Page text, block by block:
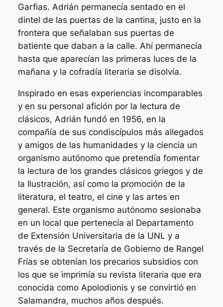
Garfias. Adrián permanecía sentado en el
dintel de las puertas de la cantina, justo en la
frontera que señalaban sus puertas de
batiente que daban a la calle. Ahí permanecía
hasta que aparecían las primeras luces de la
mañana y la cofradía literaria se disolvía.
Inspirado en esas experiencias incomparables
y en su personal afición por la lectura de
clásicos, Adrián fundó en 1956, en la
compañía de sus condiscípulos más allegados
y amigos de las humanidades y la ciencia un
organismo autónomo que pretendía fomentar
la lectura de los grandes clásicos griegos y de
la Ilustración, así como la promoción de la
literatura, el teatro, el cine y las artes en
general. Este organismo autónomo sesionaba
en un local que pertenecía al Departamento
de Extensión Universitaria de la UNL y a
través de la Secretaría de Gobierno de Rangel
Frías se obtenían los precarios subsidios con
los que se imprimía su revista literaria que era
conocida como Apolodionis y se convirtió en
Salamandra, muchos años después.